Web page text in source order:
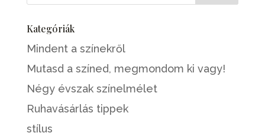
Kategóriák
Mindent a színekről
Mutasd a színed, megmondom ki vagy!
Négy évszak színelmélet
Ruhavásárlás tippek
stílus